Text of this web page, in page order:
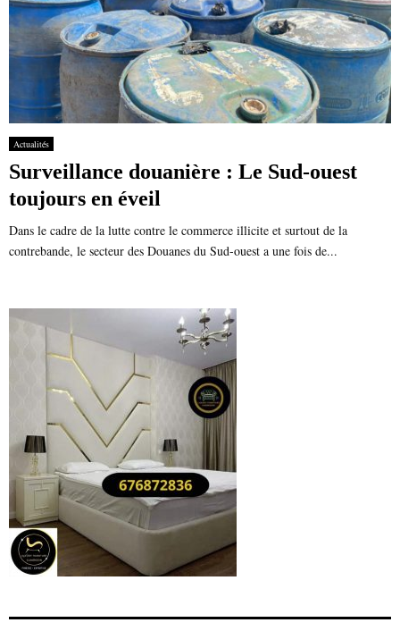
Actualités
Surveillance douanière : Le Sud-ouest
toujours en éveil
Dans le cadre de la lutte contre le commerce illicite et surtout de la
contrebande, le secteur des Douanes du Sud-ouest a une fois de...